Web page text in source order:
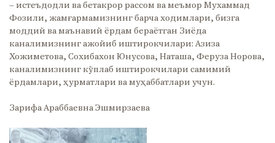
– истеъдодли ва бетакрор рассом ва меъмор Мухаммад
Фозили, жамғармамизнинг барча ходимлари, бизга
моддий ва маънавий ёрдам бераётган Зиёда
каналимизнинг ажойиб иштирокчилари: Азиза
Хожиметова, Сохибахон Юнусова, Наташа, Феруза Норова,
каналимизнинг кўплаб иштирокчилари самимий
ёрдамлари, ҳурматлари ва муҳаббатлари учун.
Зарифа Араббаевна Эшмирзаева